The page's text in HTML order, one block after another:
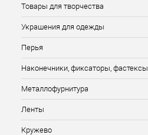
Товары для творчества
Украшения для одежды
Перья
Наконечники, фиксаторы, фастексы
Металлофурнитура
Ленты
Кружево